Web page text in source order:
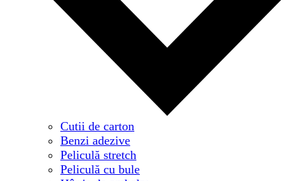
Cutii de carton
Benzi adezive
Peliculă stretch
Peliculă cu bule